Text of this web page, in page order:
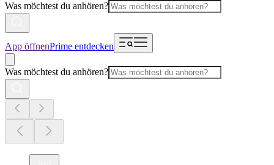
Was möchtest du anhören?
App öffnenPrime entdecken
Was möchtest du anhören?